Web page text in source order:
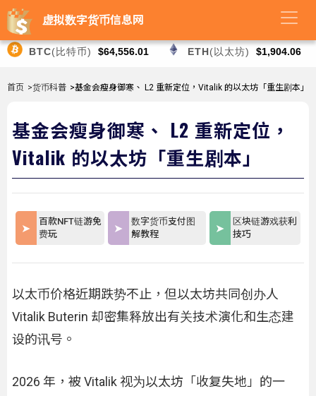
虚拟数字货币信息网
BTC(比特币) $64,556.01 ETH(以太坊) $1,904.06
首页 >货币科普 >基金会瘦身御寒、 L2 重新定位，Vitalik 的以太坊「重生剧本」
基金会瘦身御寒、 L2 重新定位，
Vitalik 的以太坊「重生剧本」
百款NFT链游免
费玩
数字货币支付图
解教程
区块链游戏获利
技巧
以太币价格近期跌势不止，但以太坊共同创办人
Vitalik Buterin 却密集释放出有关技术演化和生态建
设的讯号。
2026 年，被 Vitalik 视为以太坊「收复失地」的一